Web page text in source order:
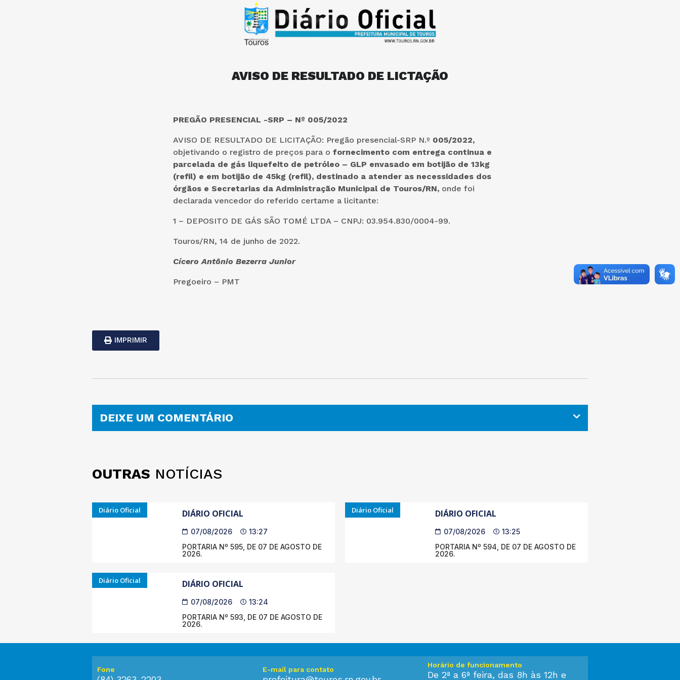
AVISO DE RESULTADO DE LICTAÇÃO
PREGÃO PRESENCIAL -SRP – Nº 005/2022
AVISO DE RESULTADO DE LICITAÇÃO: Pregão presencial-SRP N.º 005/2022,
objetivando o registro de preços para o fornecimento com entrega continua e
parcelada de gás liquefeito de petróleo – GLP envasado em botijão de 13kg
(refil) e em botijão de 45kg (refil), destinado a atender as necessidades dos
órgãos e Secretarias da Administração Municipal de Touros/RN,onde foi
declarada vencedor do referido certame a licitante:
1 – DEPOSITO DE GÁS SÃO TOMÉ LTDA – CNPJ: 03.954.830/0004-99.
Touros/RN, 14 de junho de 2022.
Cícero Antônio Bezerra Junior
Pregoeiro – PMT
IMPRIMIR
DEIXE UM COMENTÁRIO
OUTRAS NOTÍCIAS
Diário Oficial DIÁRIO OFICIAL
07/08/2026
13:27
PORTARIA Nº 595, DE 07 DE AGOSTO DE
2026.
Diário Oficial DIÁRIO OFICIAL
07/08/2026
13:25
PORTARIA Nº 594, DE 07 DE AGOSTO DE
2026.
Diário Oficial DIÁRIO OFICIAL
07/08/2026
13:24
PORTARIA Nº 593, DE 07 DE AGOSTO DE
2026.
Fone E-mail para contato
Horário de funcionamento
De 2ª a 6ª feira, das 8h às 12h e